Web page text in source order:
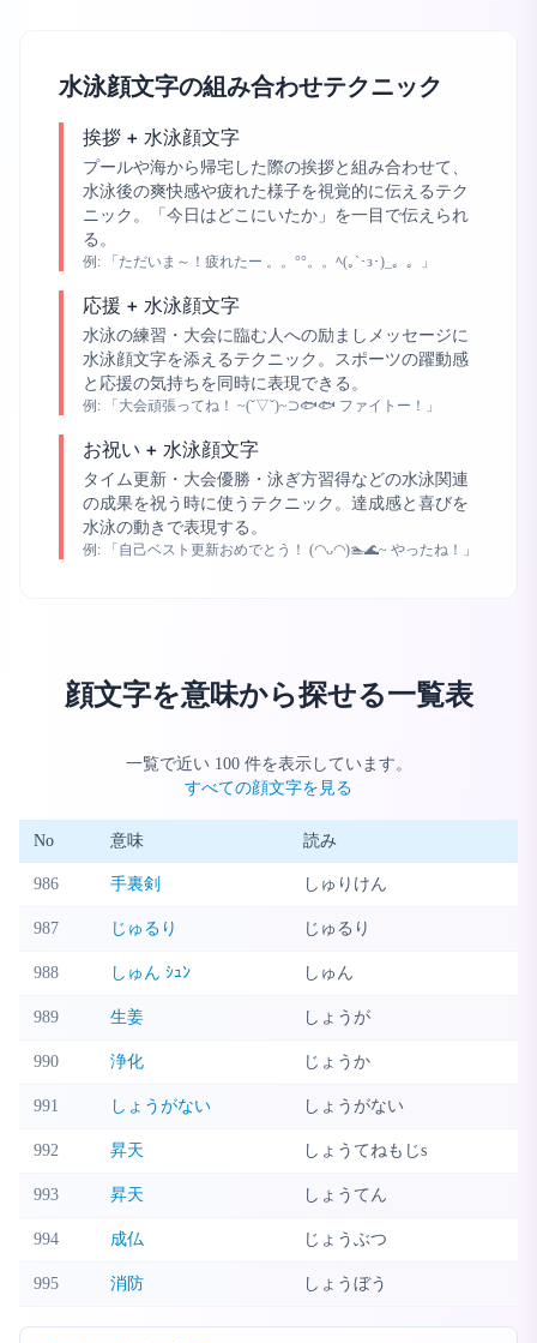
水泳顔文字の組み合わせテクニック
挨拶 + 水泳顔文字
プールや海から帰宅した際の挨拶と組み合わせて、
水泳後の爽快感や疲れた様子を視覚的に伝えるテク
ニック。「今日はどこにいたか」を一目で伝えられ
る。
例: 「ただいま～！疲れたー 。。°°。。ﾍ(｡`･з･)_。。」
応援 + 水泳顔文字
水泳の練習・大会に臨む人への励ましメッセージに
水泳顔文字を添えるテクニック。スポーツの躍動感
と応援の気持ちを同時に表現できる。
例: 「大会頑張ってね！ ~(˘▽˘)~⊃🐟🐟 ファイトー！」
お祝い + 水泳顔文字
タイム更新・大会優勝・泳ぎ方習得などの水泳関連
の成果を祝う時に使うテクニック。達成感と喜びを
水泳の動きで表現する。
例: 「自己ベスト更新おめでとう！ (◠ᴗ◠)🏊🌊~ やったね！」
顔文字を意味から探せる一覧表
一覧で近い 100件を表示しています。
すべての顔文字を見る
No 意味 読み
986 手裏剣 しゅりけん
987 じゅるり じゅるり
988 しゅん ｼｭﾝ しゅん
989 生姜 しょうが
990 浄化 じょうか
991 しょうがない しょうがない
992 昇天 しょうてねもじs
993 昇天 しょうてん
994 成仏 じょうぶつ
995 消防 しょうぼう